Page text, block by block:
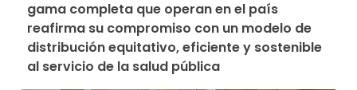
gama completa que operan en el país
reafirma su compromiso con un modelo de
distribución equitativo, eficiente y sostenible
al servicio de la salud pública